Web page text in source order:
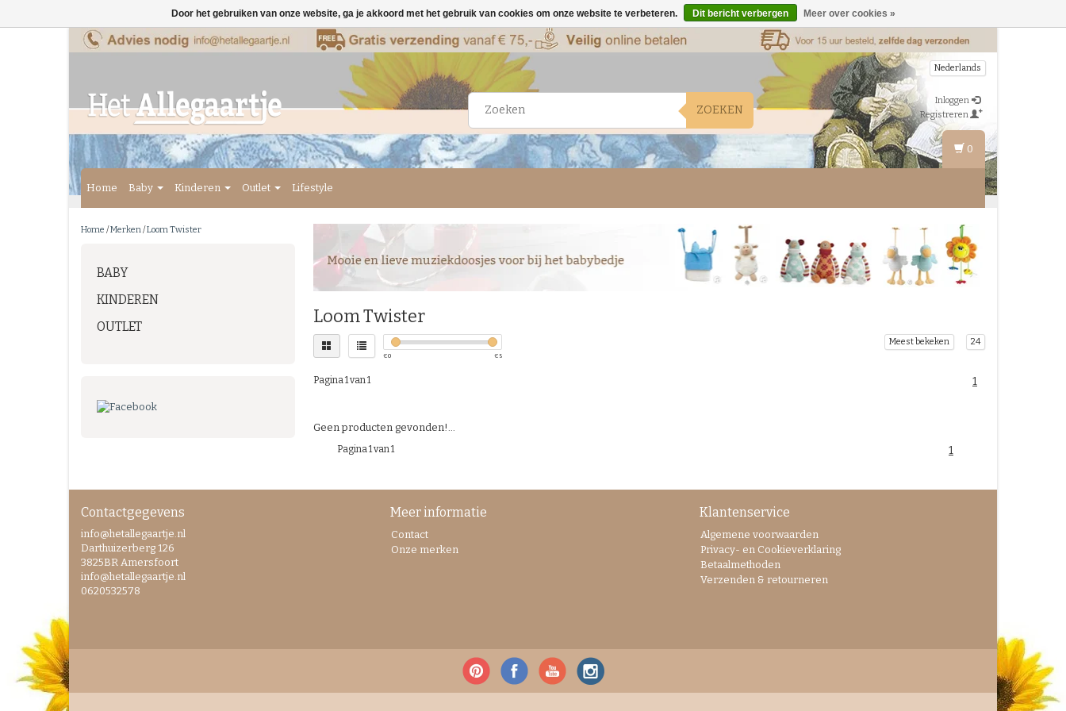
ZOEKEN
Nederlands
Inloggen
Registreren
Home Baby Kinderen Outlet Lifestyle
0
Home /Merken/Loom Twister
BABY
KINDEREN
OUTLET
Loom Twister
€0 € 5
Meest bekeken 24
Pagina 1 van 1 1
Geen producten gevonden!...
Pagina 1 van 1 1
Contactgegevens
info@hetallegaartje.nl
Darthuizerberg 126
3825BR Amersfoort
info@hetallegaartje.nl
0620532578
Meer informatie
Contact
Onze merken
Klantenservice
Algemene voorwaarden
Privacy- en Cookieverklaring
Betaalmethoden
Verzenden & retourneren
Door het gebruiken van onze website, ga je akkoord met het gebruik van cookies om onze website te verbeteren. Dit bericht verbergen Meer over cookies »